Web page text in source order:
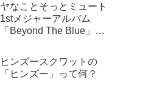
ヤなことそっとミュート
1stメジャーアルバム
「Beyond The Blue」感
ヒンズースクワットの
「ヒンズー」って何？